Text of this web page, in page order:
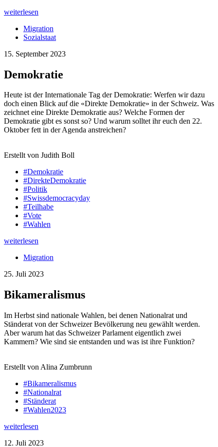
weiterlesen
Migration
Sozialstaat
15. September 2023
Demokratie
Heute ist der Internationale Tag der Demokratie: Werfen wir dazu
doch einen Blick auf die «Direkte Demokratie» in der Schweiz. Was
zeichnet eine Direkte Demokratie aus? Welche Formen der
Demokratie gibt es sonst so? Und warum solltet ihr euch den 22.
Oktober fett in der Agenda anstreichen?
Erstellt von Judith Boll
#Demokratie
#DirekteDemokratie
#Politik
#Swissdemocracyday
#Teilhabe
#Vote
#Wahlen
weiterlesen
Migration
25. Juli 2023
Bikameralismus
Im Herbst sind nationale Wahlen, bei denen Nationalrat und
Ständerat von der Schweizer Bevölkerung neu gewählt werden.
Aber warum hat das Schweizer Parlament eigentlich zwei
Kammern? Wie sind sie entstanden und was ist ihre Funktion?
Erstellt von Alina Zumbrunn
#Bikameralismus
#Nationalrat
#Ständerat
#Wahlen2023
weiterlesen
12. Juli 2023